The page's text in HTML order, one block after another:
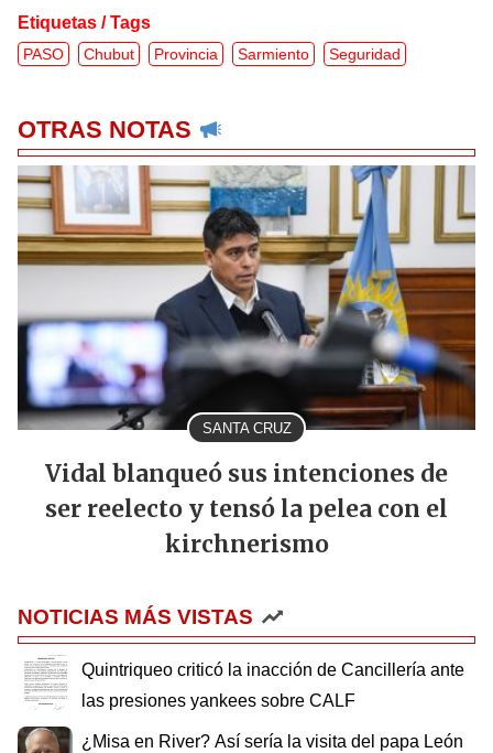
Etiquetas / Tags
PASO Chubut Provincia Sarmiento Seguridad
OTRAS NOTAS
SANTA CRUZ
Vidal blanqueó sus intenciones de
ser reelecto y tensó la pelea con el
kirchnerismo
NOTICIAS MÁS VISTAS
Quintriqueo criticó la inacción de Cancillería ante
las presiones yankees sobre CALF
¿Misa en River? Así sería la visita del papa León